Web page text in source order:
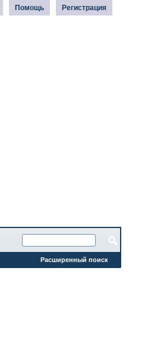
Регистрация
Помощь
Расширенный поиск